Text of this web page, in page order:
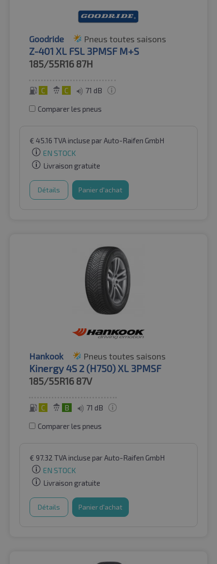
Goodride Pneus toutes saisons
Z-401 XL FSL 3PMSF M+S
185/55R16 87H
C C 71 dB
Comparer les pneus
€ 45.16 TVA incluse par Auto-Raifen GmbH
EN STOCK
Livraison gratuite
Détails Panier d'achat
Hankook Pneus toutes saisons
Kinergy 4S 2 (H750) XL 3PMSF
185/55R16 87V
C B 71 dB
Comparer les pneus
€ 97.32 TVA incluse par Auto-Raifen GmbH
EN STOCK
Livraison gratuite
Détails Panier d'achat